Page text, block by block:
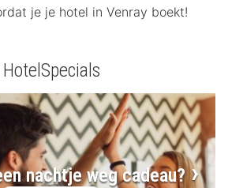
je je hotel in Venray boekt!
nachtje weg cadeau?